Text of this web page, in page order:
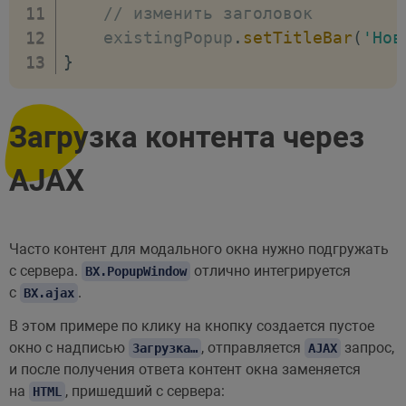
}
} )
        myPopup
// изменить заголовок
    existingPopup
. setTitleBar (
}
Загрузка контента через
AJAX
Часто контент для модального окна нужно подгружать
с сервера.
BX.PopupWindow отлично интегрируется
с BX.ajax .
В этом примере по клику на кнопку создается пустое
окно с надписью Загрузка… , отправляется AJAX запрос,
и после получения ответа контент окна заменяется
на
HTML , пришедший с сервера: